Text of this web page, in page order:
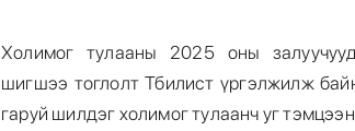
Холимог тулааны 2025 оны
шигшээ тоглолт Тбилист үргэлжилж
гаруй шилдэг холимог тулаанч уг